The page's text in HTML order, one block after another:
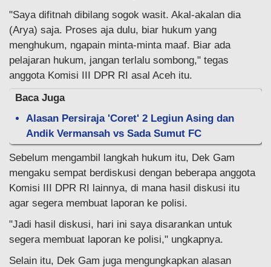
"Saya difitnah dibilang sogok wasit. Akal-akalan dia
(Arya) saja. Proses aja dulu, biar hukum yang
menghukum, ngapain minta-minta maaf. Biar ada
pelajaran hukum, jangan terlalu sombong," tegas
anggota Komisi III DPR RI asal Aceh itu.
Baca Juga
Alasan Persiraja 'Coret' 2 Legiun Asing dan
Andik Vermansah vs Sada Sumut FC
Sebelum mengambil langkah hukum itu, Dek Gam
mengaku sempat berdiskusi dengan beberapa anggota
Komisi III DPR RI lainnya, di mana hasil diskusi itu
agar segera membuat laporan ke polisi.
"Jadi hasil diskusi, hari ini saya disarankan untuk
segera membuat laporan ke polisi," ungkapnya.
Selain itu, Dek Gam juga mengungkapkan alasan